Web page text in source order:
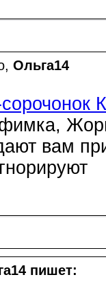
Ольга14
вам
пишет: